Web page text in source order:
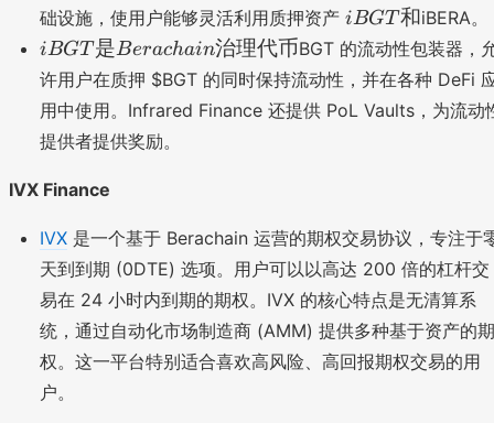
础设施，使用户能够灵活利用质押资产 iB
G
T
和
iBGT 和iBERA。
iB
G
T
是
B
ac
ai
n
治
理
代
币
iBGT 是Berachain治理代币BGT 的流动性包装器，
许用户在质押 $BGT 的同时保持流动性，并在各种 DeFi
用中使用。Infrared Finance 还提供 PoL Vaults，为流动
提供者提供奖励。
IVX Finance
IVX 是一个基于 Berachain 运营的期权交易协议，专注于
天到到期 (0DTE) 选项。用户可以以高达 200 倍的杠杆交
易在 24 小时内到期的期权。IVX 的核心特点是无清算系
统，通过自动化市场制造商 (AMM) 提供多种基于资产的期
权。这一平台特别适合喜欢高风险、高回报期权交易的用
户。